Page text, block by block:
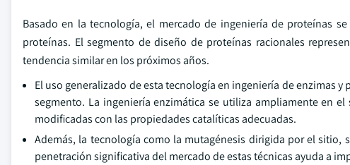
Basado en la tecnología, el mercado de ingeniería de proteínas
proteínas. El segmento de diseño de proteínas racionales
tendencia similar en los próximos años.
El uso generalizado de esta tecnología en ingeniería de enzimas
segmento. La ingeniería enzimática se utiliza ampliamente en
modificadas con las propiedades catalíticas adecuadas.
Además, la tecnología como la mutagénesis dirigida por el
penetración significativa del mercado de estas técnicas ayuda a